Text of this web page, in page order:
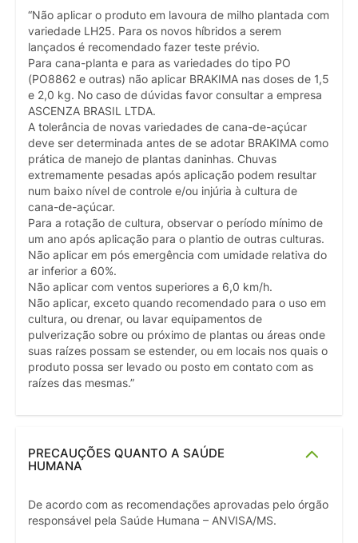
“Não aplicar o produto em lavoura de milho plantada com
variedade LH25. Para os novos híbridos a serem
lançados é recomendado fazer teste prévio.
Para cana-planta e para as variedades do tipo PO
(PO8862 e outras) não aplicar BRAKIMA nas doses de 1,5
e 2,0 kg. No caso de dúvidas favor consultar a empresa
ASCENZA BRASIL LTDA.
A tolerância de novas variedades de cana-de-açúcar
deve ser determinada antes de se adotar BRAKIMA como
prática de manejo de plantas daninhas. Chuvas
extremamente pesadas após aplicação podem resultar
num baixo nível de controle e/ou injúria à cultura de
cana-de-açúcar.
Para a rotação de cultura, observar o período mínimo de
um ano após aplicação para o plantio de outras culturas.
Não aplicar em pós emergência com umidade relativa do
ar inferior a 60%.
Não aplicar com ventos superiores a 6,0 km/h.
Não aplicar, exceto quando recomendado para o uso em
cultura, ou drenar, ou lavar equipamentos de
pulverização sobre ou próximo de plantas ou áreas onde
suas raízes possam se estender, ou em locais nos quais o
produto possa ser levado ou posto em contato com as
raízes das mesmas.”
PRECAUÇÕES QUANTO A SAÚDE
HUMANA
De acordo com as recomendações aprovadas pelo órgão
responsável pela Saúde Humana – ANVISA/MS.